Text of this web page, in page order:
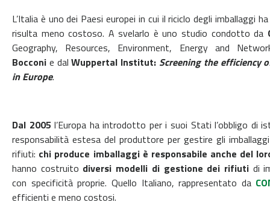
L’Italia è uno dei Paesi europei in cui il riciclo degli imballaggi
risulta meno costoso. A svelarlo è uno studio condotto da
Geography, Resources, Environment, Energy and
Bocconi e dalWuppertal Institut: Screening the efficiency
in Europe.
Dal 2005 l’Europa ha introdotto per i suoi Stati l’obbligo di
responsabilità estesa del produttore per gestire gli
rifiuti: chi produce imballaggi è responsabile anche del
hanno costruito diversi modelli di gestione dei rifiutidi
con specificità proprie. Quello Italiano, rappresentato da
efficienti e meno costosi.